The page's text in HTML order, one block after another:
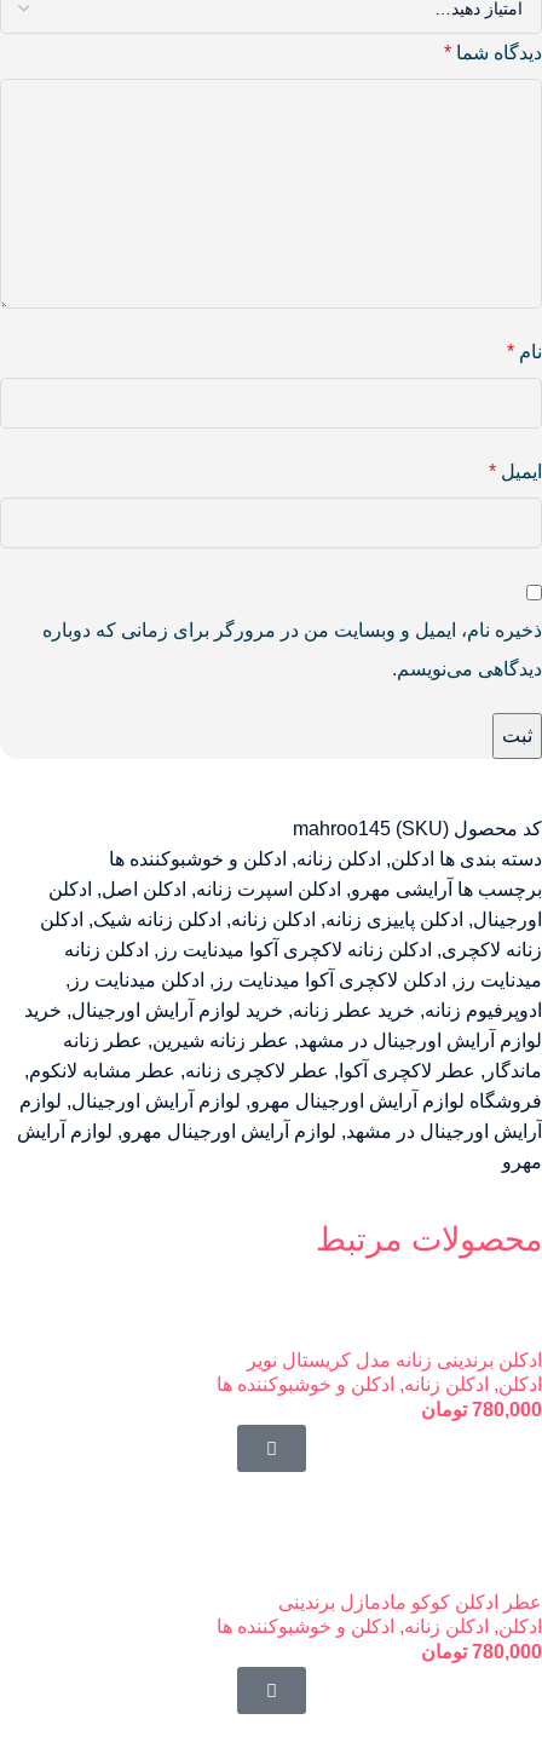
دیدگاه شما *
نام *
ایمیل *
ذخیره نام، ایمیل و وبسایت من در مرورگر برای زمانی که دوباره
دیدگاهی می‌نویسم.
کد محصول (SKU)
mahroo145
دسته بندی ها ادکلن, ادکلن زنانه, ادکلن و خوشبوکننده ها
برچسب ها آرایشی مهرو, ادکلن اسپرت زنانه, ادکلن اصل, ادکلن
اورجینال, ادکلن پاییزی زنانه, ادکلن زنانه, ادکلن زنانه شیک, ادکلن
زنانه لاکچری, ادکلن زنانه لاکچری آکوا میدنایت رز , ادکلن زنانه
میدنایت رز , ادکلن لاکچری آکوا میدنایت رز , ادکلن میدنایت رز ,
ادوپرفیوم زنانه, خرید عطر زنانه, خرید لوازم آرایش اورجینال, خرید
لوازم آرایش اورجینال در مشهد, عطر زنانه شیرین, عطر زنانه
ماندگار , عطر لاکچری آکوا , عطر لاکچری زنانه, عطر مشابه لانکوم,
فروشگاه لوازم آرایش اورجینال مهرو, لوازم آرایش اورجینال, لوازم
آرایش اورجینال در مشهد, لوازم آرایش اورجینال مهرو, لوازم آرایش
مهرو
محصولات مرتبط
ادکلن برندینی زنانه مدل کریستال نویر
ادکلن, ادکلن زنانه, ادکلن و خوشبوکننده ها
780,000 تومان
عطر ادکلن کوکو مادمازل برندینی
ادکلن, ادکلن زنانه, ادکلن و خوشبوکننده ها
780,000 تومان